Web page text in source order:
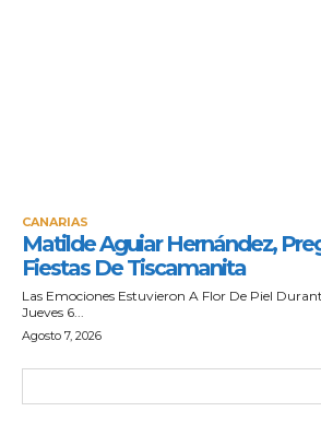
CANARIAS
Matilde Aguiar Hernández,
Fiestas De Tiscamanita
Las Emociones Estuvieron A Flor De Piel
Jueves 6...
Agosto 7, 2026